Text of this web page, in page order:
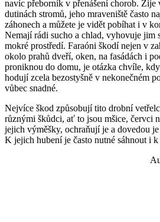
navíc přeborník v přenášení chorob. Žije
dutinách stromů, jeho mraveniště často
záhonech a můžete je vidět pobíhat i v
Nemají rádi sucho a chlad, vyhovuje jim
mokré prostředí. Faraóni škodí nejen v
okolo prahů dveří, oken, na fasádách i
proniknou do domu, je otázka chvíle,
hodují zcela bezostyšně v nekonečném
vůbec snadné.
Nejvíce škod způsobují tito drobní
různými škůdci, ať to jsou mšice, červci
jejich výměšky, ochraňují je a dovedou je
K jejich hubení je často nutné sáhnout i